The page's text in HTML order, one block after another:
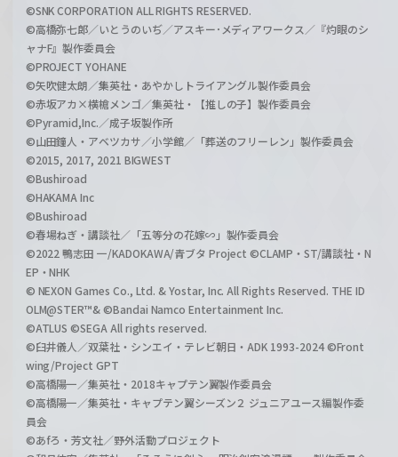
©SNK CORPORATION ALL RIGHTS RESERVED.
©高橋弥七郎／いとうのいぢ／アスキー･メディアワークス／『灼眼のシ
ャナF』製作委員会
©PROJECT YOHANE
©矢吹健太朗／集英社・あやかしトライアングル製作委員会
©赤坂アカ×横槍メンゴ／集英社・【推しの子】製作委員会
©Pyramid,Inc.／成子坂製作所
©山田鐘人・アベツカサ／小学館／「葬送のフリーレン」製作委員会
©2015, 2017, 2021 BIGWEST
©Bushiroad
©HAKAMA Inc
©Bushiroad
©春場ねぎ・講談社／「五等分の花嫁∽」製作委員会
©2022 鴨志田 一/KADOKAWA/青ブタ Project ©CLAMP・ST/講談社・N
EP・NHK
© NEXON Games Co., Ltd. & Yostar, Inc. All Rights Reserved. THE ID
OLM@STER™& ©Bandai Namco Entertainment Inc.
©ATLUS ©SEGA All rights reserved.
©臼井儀人／双葉社・シンエイ・テレビ朝日・ADK 1993-2024 ©Front
wing/Project GPT
©高橋陽一／集英社・2018キャプテン翼製作委員会
©高橋陽一／集英社・キャプテン翼シーズン２ ジュニアユース編製作委
員会
©あfろ・芳文社／野外活動プロジェクト